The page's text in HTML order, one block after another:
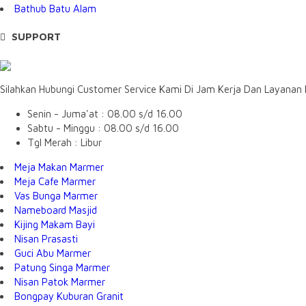
Bathub Batu Alam
SUPPORT
Silahkan Hubungi Customer Service Kami Di Jam Kerja Dan Layanan
Senin - Juma'at : 08.00 s/d 16.00
Sabtu - Minggu : 08.00 s/d 16.00
Tgl Merah : Libur
Meja Makan Marmer
Meja Cafe Marmer
Vas Bunga Marmer
Nameboard Masjid
Kijing Makam Bayi
Nisan Prasasti
Guci Abu Marmer
Patung Singa Marmer
Nisan Patok Marmer
Bongpay Kuburan Granit